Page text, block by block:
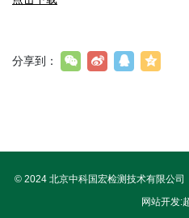
分享到：
© 2024 北京中科国宏检测技术有限公司
网站开发: